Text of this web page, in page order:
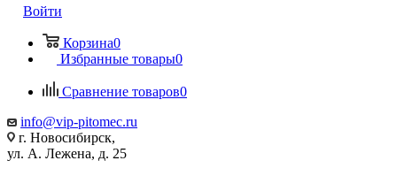
Войти
Корзина0
Избранные товары0
Сравнение товаров0
info@vip-pitomec.ru
г. Новосибирск,
ул. А. Лежена, д. 25